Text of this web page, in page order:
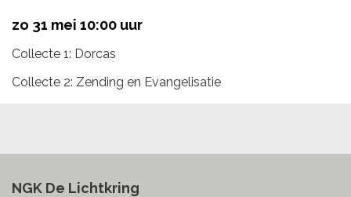
zo 31 mei 10:00 uur
Collecte 1: Dorcas
Collecte 2: Zending en Evangelisatie
NGK De Lichtkring